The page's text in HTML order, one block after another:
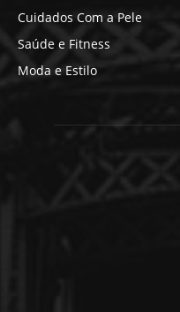
Cuidados Com a Pele
Saúde e Fitness
Moda e Estilo